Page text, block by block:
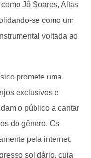
Jô Soares, Altas
se como um
voltada ao
promete uma
exclusivos e
o público a cantar
do gênero. Os
pela internet,
solidário, cuja